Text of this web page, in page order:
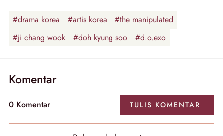
#drama korea #artis korea
#the manipulated
#ji chang wook
#doh kyung soo #d.o.exo
Komentar
0 Komentar TULIS KOMENTAR